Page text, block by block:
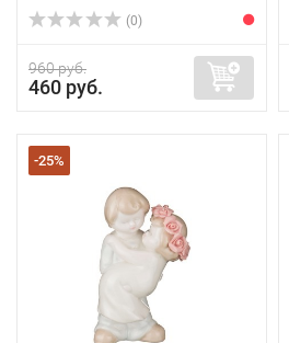
(0)
960 руб.
460 руб.
-25%